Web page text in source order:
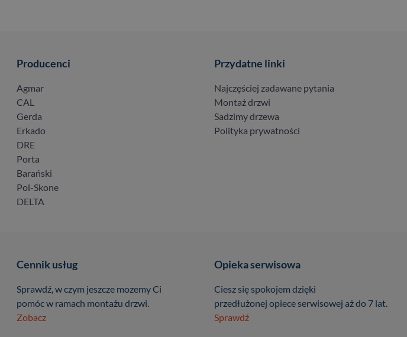
Producenci
Agmar
CAL
Gerda
Erkado
DRE
Porta
Barański
Pol-Skone
DELTA
Przydatne linki
Najczęściej zadawane pytania
Montaż drzwi
Sadzimy drzewa
Polityka prywatności
Cennik usług
Sprawdź, w czym jeszcze mozemy Ci
pomóc w ramach montażu drzwi.
Zobacz
Opieka serwisowa
Ciesz się spokojem dzięki
przedłużonej opiece serwisowej aż do 7 lat.
Sprawdź